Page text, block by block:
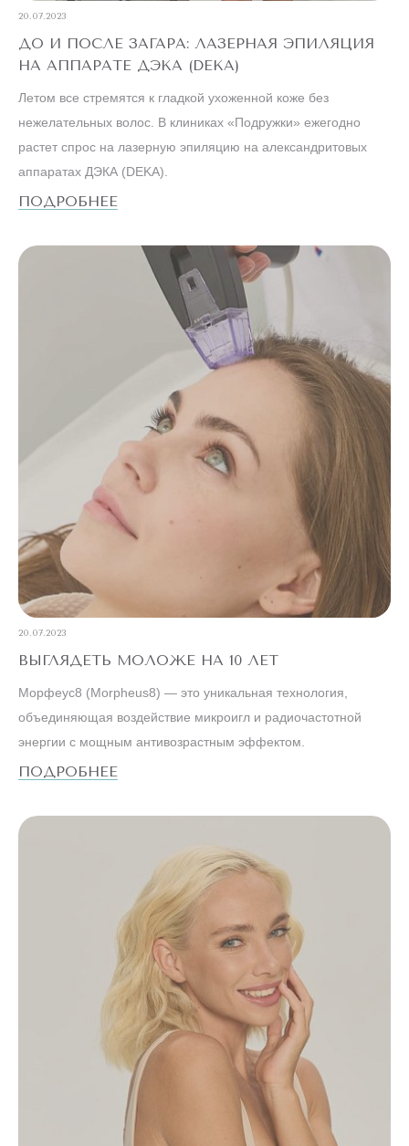
20.07.2023
ДО И ПОСЛЕ ЗАГАРА: ЛАЗЕРНАЯ ЭПИЛЯЦИЯ
НА АППАРАТЕ ДЭКА (DEKA)
Летом все стремятся к гладкой ухоженной коже без
нежелательных волос. В клиниках «Подружки» ежегодно
растет спрос на лазерную эпиляцию на александритовых
аппаратах ДЭКА (DEKA).
ПОДРОБНЕЕ
20.07.2023
ВЫГЛЯДЕТЬ МОЛОЖЕ НА 10 ЛЕТ
Морфеус8 (Morpheus8) — это уникальная технология,
объединяющая воздействие микроигл и радиочастотной
энергии c мощным антивозрастным эффектом.
ПОДРОБНЕЕ